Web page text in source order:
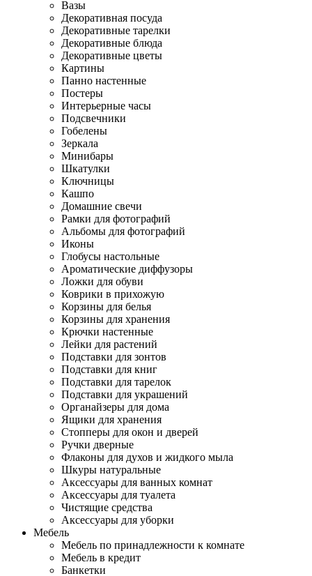
Вазы
Декоративная посуда
Декоративные тарелки
Декоративные блюда
Декоративные цветы
Картины
Панно настенные
Постеры
Интерьерные часы
Подсвечники
Гобелены
Зеркала
Минибары
Шкатулки
Ключницы
Кашпо
Домашние свечи
Рамки для фотографий
Альбомы для фотографий
Иконы
Глобусы настольные
Ароматические диффузоры
Ложки для обуви
Коврики в прихожую
Корзины для белья
Корзины для хранения
Крючки настенные
Лейки для растений
Подставки для зонтов
Подставки для книг
Подставки для тарелок
Подставки для украшений
Органайзеры для дома
Ящики для хранения
Стопперы для окон и дверей
Ручки дверные
Флаконы для духов и жидкого мыла
Шкуры натуральные
Аксессуары для ванных комнат
Аксессуары для туалета
Чистящие средства
Аксессуары для уборки
Мебель
Мебель по принадлежности к комнате
Мебель в кредит
Банкетки